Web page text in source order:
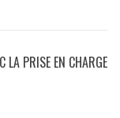
LA PRISE EN CHARGE